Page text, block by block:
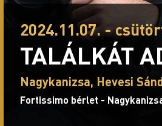
2024.11.07. -
TALÁLKÁT
Nagykanizsa, Hevesi
Fortissimo bérlet -